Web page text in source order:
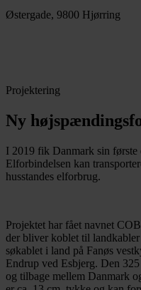
Østergade, 9800 Hjørring
Projektering
Ny
I 2019 fik Danmark sin
Elforbindelsen kan
husstandes elforbrug.
Projektet har fået navnet
der bliver koblet til
søkablet i land på Fanøs
Endrup ved Esbjerg. Den
og tilbage mellem Danmark